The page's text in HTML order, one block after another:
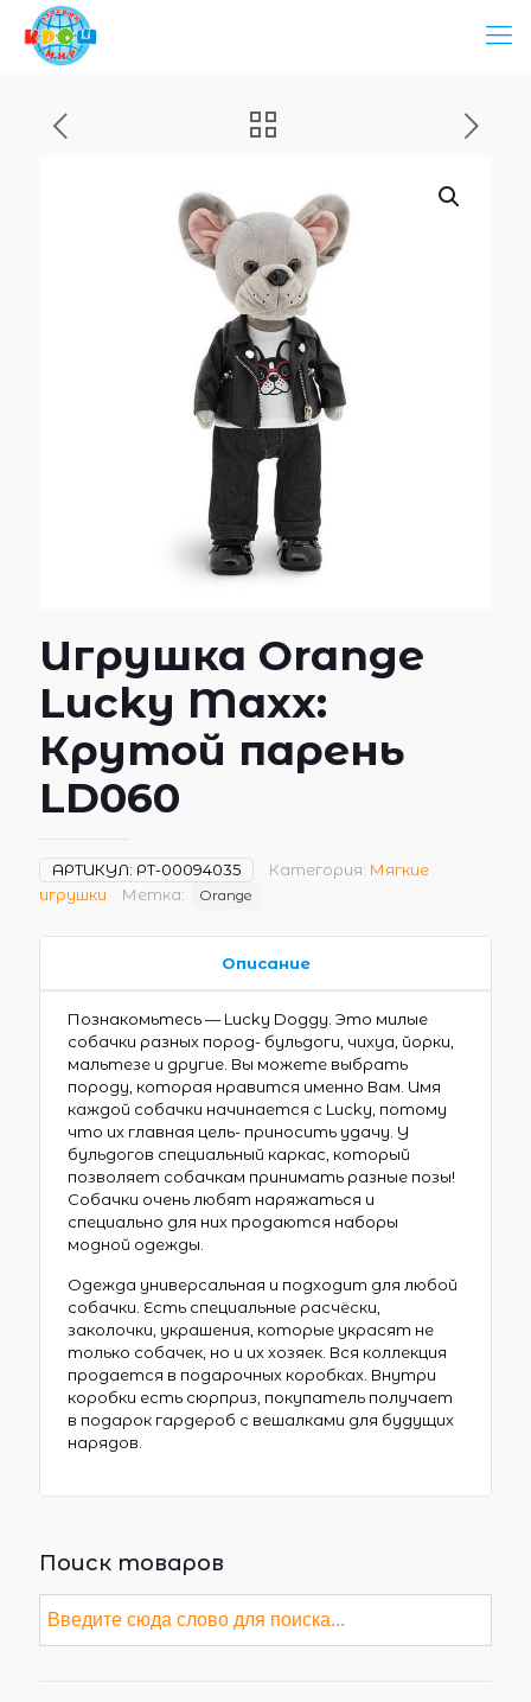
Игрушка Orange
Lucky Maxx:
Крутой парень
LD060
АРТИКУЛ: РТ-00094035 Категория: Мягкие
игрушки
Метка: Orange
Описание
Познакомьтесь — Lucky Doggy. Это милые
собачки разных пород- бульдоги, чихуа, йорки,
мальтезе и другие. Вы можете выбрать
породу, которая нравится именно Вам. Имя
каждой собачки начинается с Lucky, потому
что их главная цель- приносить удачу. У
бульдогов специальный каркас, который
позволяет собачкам принимать разные позы!
Собачки очень любят наряжаться и
специально для них продаются наборы
модной одежды.
Одежда универсальная и подходит для любой
собачки. Есть специальные расчёски,
заколочки, украшения, которые украсят не
только собачек, но и их хозяек. Вся коллекция
продается в подарочных коробках. Внутри
коробки есть сюрприз, покупатель получает
в подарок гардероб с вешалками для будущих
нарядов.
Поиск товаров